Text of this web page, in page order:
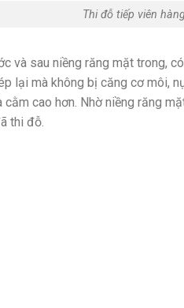
Thi đỗ tiếp viên
và sau niềng răng mặt trong,
lại mà không bị căng cơ môi,
cằm cao hơn. Nhờ niềng răng
thi đỗ.